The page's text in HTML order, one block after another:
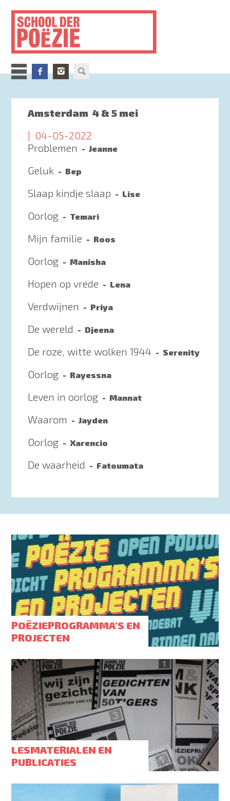
inhoud
gaan
Amsterdam 4 & 5 mei
04-05-2022
Problemen
Jeanne
Geluk Bep
Slaap kindje slaap Lise
Oorlog Temari
Mijn familie Roos
Oorlog Manisha
Hopen op vrede Lena
Verdwijnen Priya
De wereld Djeena
De roze, witte wolken 1944 Serenity
Oorlog Rayessna
Leven in oorlog Mannat
Waarom Jayden
Oorlog Xarencio
De waarheid Fatoumata
POËZIEPROGRAMMA'S EN
PROJECTEN
LESMATERIALEN EN
PUBLICATIES